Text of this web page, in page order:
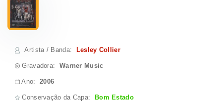
Artista / Banda: Lesley Collier
Gravadora: Warner Music
Ano:2006
Conservação da Capa: Bom Estado